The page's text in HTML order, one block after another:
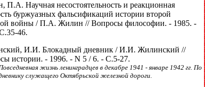
П.А. Научная несостоятельность и реакционная
буржуазных фальсификаций истории второй
войны / П.А. Жилин // Вопросы философии. - 1985. -
46.
И.И. Блокадный дневник / И.И. Жилинский //
истории. - 1996. - N 5 / 6. - С.5-27.
жизнь ленинградцев в декабре 1941 - январе 1942 гг. По
служащего Октябрьской железной дороги.